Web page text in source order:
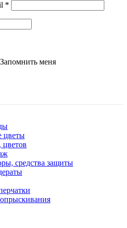
*
Запомнить меня
цветы
цветов
средства защиты